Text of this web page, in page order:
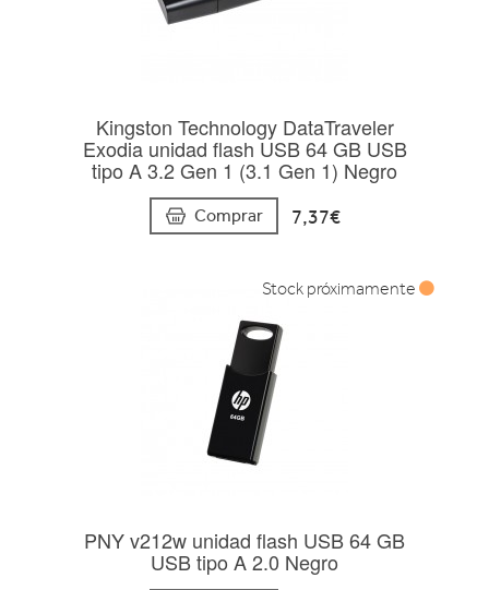
Kingston Technology DataTraveler
Exodia unidad flash USB 64 GB USB
tipo A 3.2 Gen 1 (3.1 Gen 1) Negro
Comprar 7,37€
PNY v212w unidad flash USB 64 GB
USB tipo A 2.0 Negro
Stock próximamente